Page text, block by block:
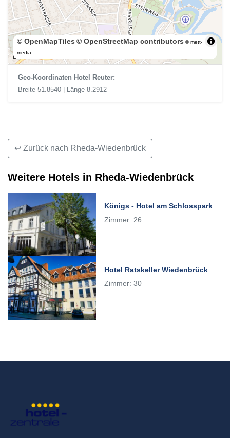
200 m
© OpenMapTiles © OpenStreetMap contributors © mett-
media
Geo-Koordinaten Hotel Reuter:
Breite 51.8540 | Länge 8.2912
↩ Zurück nach Rheda-Wiedenbrück
Weitere Hotels in Rheda-Wiedenbrück
Königs - Hotel am Schlosspark
Zimmer: 26
Hotel Ratskeller Wiedenbrück
Zimmer: 30